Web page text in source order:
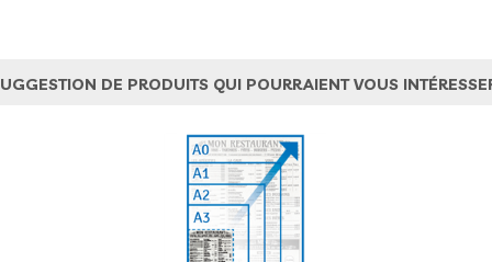
DE PRODUITS QUI POURRAIENT VOUS